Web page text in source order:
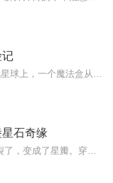
记
石奇缘